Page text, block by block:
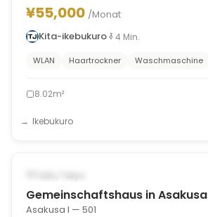
¥55,000 /Monat
Kita-ikebukuro
4 Min.
WLAN Haartrockner Waschmaschine
8.02m²
Ikebukuro
Taito, Tokyo
Gemeinschaftshaus in Asakusa
Asakusa I — 501